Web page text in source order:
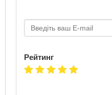
Рейтинг